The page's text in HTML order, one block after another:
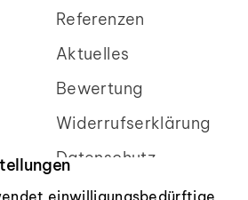
Referenzen
Aktuelles
Bewertung
Widerrufserklärung
Datenschutz
einwilligungsbedürftige